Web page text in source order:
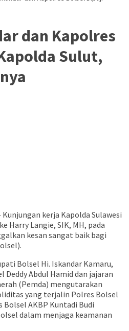
dan Kapolres
Sulut,
Kunjungan kerja Kapolda Sulawesi
Harry Langie, SIK, MH, pada
kesan sangat baik bagi
Bolsel Hi. Iskandar Kamaru,
Deddy Abdul Hamid dan jajaran
(Pemda) mengutarakan
yang terjalin Polres Bolsel
AKBP Kuntadi Budi
dalam menjaga keamanan